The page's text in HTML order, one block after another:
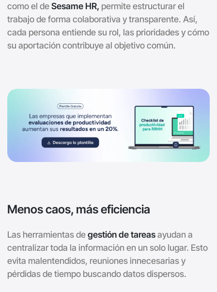
como el deSesame HR, permite estructurar el
trabajo de forma colaborativa y transparente. Así,
cada persona entiende su rol, las prioridades y cómo
su aportación contribuye al objetivo común.
Menos caos, más eficiencia
Las herramientas degestión de tareasayudan a
centralizar toda la información en un solo lugar. Esto
evita malentendidos, reuniones innecesarias y
pérdidas de tiempo buscando datos dispersos.